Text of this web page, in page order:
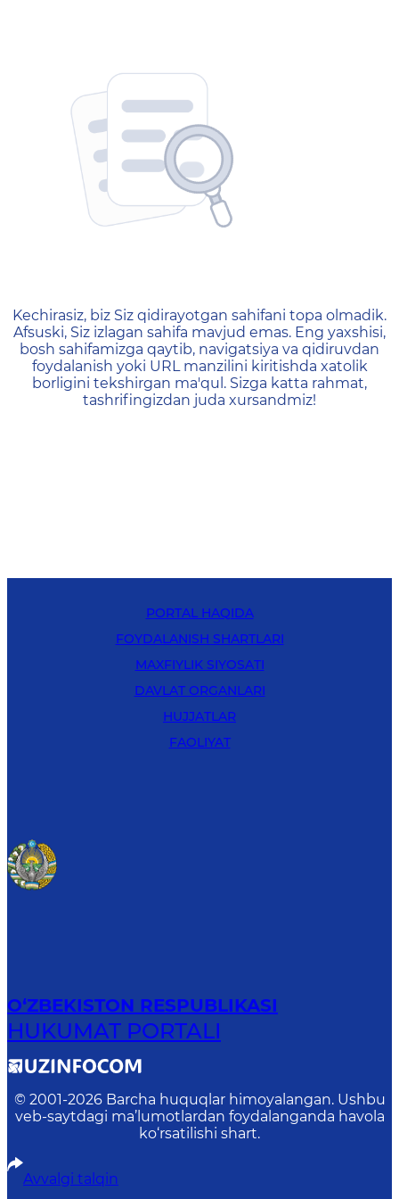
404 — Страница не
Kechirasiz, biz Siz qidirayotgan sahifani topa olmadik.
Afsuski, Siz izlagan sahifa mavjud emas. Eng yaxshisi,
bosh sahifamizga qaytib, navigatsiya va qidiruvdan
foydalanish yoki URL manzilini kiritishda xatolik
borligini tekshirgan ma'qul. Sizga katta rahmat,
tashrifingizdan juda xursandmiz!
PORTAL HAQIDA
FOYDALANISH SHARTLARI
MAXFIYLIK SIYOSATI
DAVLAT ORGANLARI
HUJJATLAR
FAOLIYAT
O‘ZBEKISTON RESPUBLIKASI
HUKUMAT PORTALI
© 2001-2026 Barcha huquqlar himoyalangan. Ushbu
veb-saytdagi ma’lumotlardan foydalanganda havola
ko‘rsatilishi shart.
Avvalgi talqin